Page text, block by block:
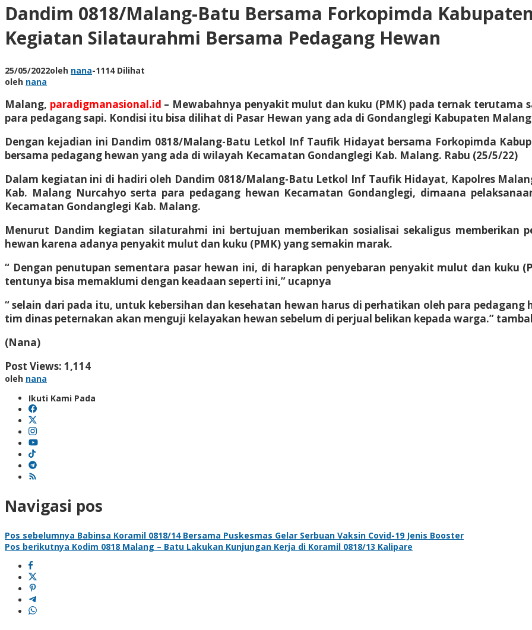
Dandim 0818/Malang-Batu Bersama Forkopimda
Kegiatan Silataurahmi Bersama Pedagang Hewan
25/05/2022oleh nana-1114 Dilihat
oleh nana
Malang, paradigmanasional.id – Mewabahnya penyakit mulut dan kuku (PMK) pada ternak terutama
para pedagang sapi. Kondisi itu bisa dilihat di Pasar Hewan yang ada di Gondanglegi Kabupaten
Dengan kejadian ini Dandim 0818/Malang-Batu Letkol Inf Taufik Hidayat bersama Forkopimda
bersama pedagang hewan yang ada di wilayah Kecamatan Gondanglegi Kab. Malang. Rabu (25/5/22)
Dalam kegiatan ini di hadiri oleh Dandim 0818/Malang-Batu Letkol Inf Taufik Hidayat, Kapolres
Kab. Malang Nurcahyo serta para pedagang hewan Kecamatan Gondanglegi, dimaana
Kecamatan Gondanglegi Kab. Malang.
Menurut Dandim kegiatan silaturahmi ini bertujuan memberikan sosialisai sekaligus memberikan
hewan karena adanya penyakit mulut dan kuku (PMK) yang semakin marak.
“ Dengan penutupan sementara pasar hewan ini, di harapkan penyebaran penyakit mulut dan kuku
tentunya bisa memaklumi dengan keadaan seperti ini,” ucapnya
“ selain dari pada itu, untuk kebersihan dan kesehatan hewan harus di perhatikan oleh para
tim dinas peternakan akan menguji kelayakan hewan sebelum di perjual belikan kepada warga.”
(Nana)
Post Views: 1,114
oleh nana
Ikuti Kami Pada
Navigasi pos
Pos sebelumnya Babinsa Koramil 0818/14 Bersama Puskesmas Gelar Serbuan Vaksin Covid-19 Jenis Booster
Pos berikutnya Kodim 0818 Malang – Batu Lakukan Kunjungan Kerja di Koramil 0818/13 Kalipare